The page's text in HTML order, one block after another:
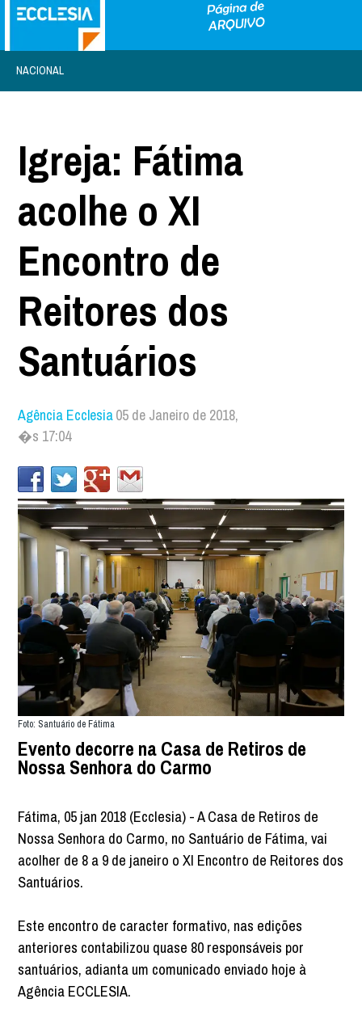
NACIONAL
Igreja: Fátima
acolhe o XI
Encontro de
Reitores dos
Santuários
Agência Ecclesia05 de Janeiro de 2018,
�s 17:04
Foto: Santuário de Fátima
Evento decorre na Casa de Retiros de
Nossa Senhora do Carmo
Fátima, 05 jan 2018 (Ecclesia) - A Casa de Retiros de
Nossa Senhora do Carmo, no Santuário de Fátima, vai
acolher de 8 a 9 de janeiro o XI Encontro de Reitores dos
Santuários.
Este encontro de caracter formativo, nas edições
anteriores contabilizou quase 80 responsáveis por
santuários, adianta um comunicado enviado hoje à
Agência ECCLESIA.